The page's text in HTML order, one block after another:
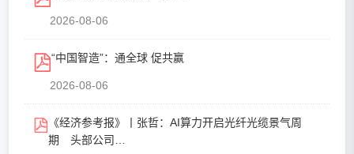
2026-08-06
“中国智造”：通全球 促共赢
2026-08-06
《经济参考报》丨张哲：AI算力开启光纤光缆景气周
期 头部公司…